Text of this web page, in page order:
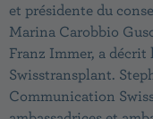
et présidente du
Marina Carobbio
Franz Immer, a
Swisstransplant.
Communication